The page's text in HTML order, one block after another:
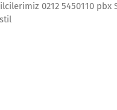
0212 5450110 pbx